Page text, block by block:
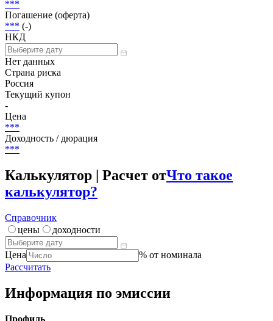
Объем
100 000 000 RUB
Размещение
***
Погашение (оферта)
*** (-)
НКД
Страна риска
Россия
Текущий купон
-
***
Доходность / дюрация
***
Калькулятор | Расчет от
калькулятор?
Справочник
цены
Цена
% от номинала